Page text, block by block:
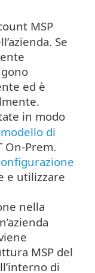
MSP
Se
ed è
in modo
modello di
On-Prem.
e utilizzare
nella
MSP del
di